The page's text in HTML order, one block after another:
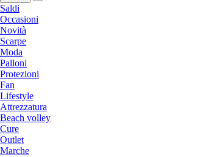
Saldi
Occasioni
Novità
Scarpe
Moda
Palloni
Protezioni
Fan
Lifestyle
Attrezzatura
Beach volley
Cure
Outlet
Marche